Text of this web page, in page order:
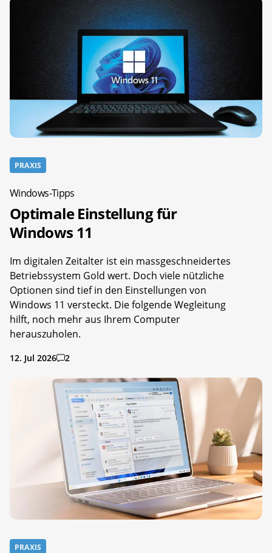
PRAXIS
Windows-Tipps
Optimale Einstellung für
Windows 11
Im digitalen Zeitalter ist ein massgeschneidertes
Betriebssystem Gold wert. Doch viele nützliche
Optionen sind tief in den Einstellungen von
Windows 11 versteckt. Die folgende Wegleitung
hilft, noch mehr aus Ihrem Computer
herauszuholen.
12. Jul 2026 2
PRAXIS